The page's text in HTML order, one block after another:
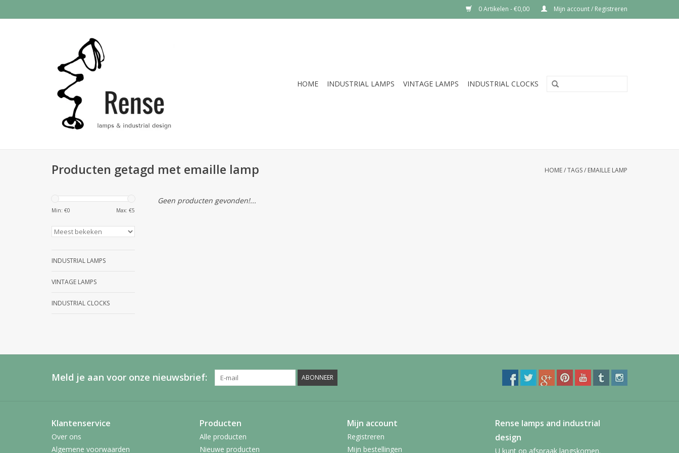
0 Artikelen - €0,00 Mijn account / Registreren
HOME INDUSTRIAL LAMPS VINTAGE LAMPS INDUSTRIAL CLOCKS
Producten getagd met emaille lamp HOME/TAGS/ EMAILLE LAMP
Min: €0 Max: €5
INDUSTRIAL LAMPS
VINTAGE LAMPS
INDUSTRIAL CLOCKS
Geen producten gevonden!...
Meld je aan voor onze nieuwsbrief: ABONNEER
Klantenservice
Over ons
Algemene voorwaarden
Producten
Alle producten
Nieuwe producten
Mijn account
Registreren
Mijn bestellingen
Rense lamps and industrial
design
U kunt op afspraak langskomen.